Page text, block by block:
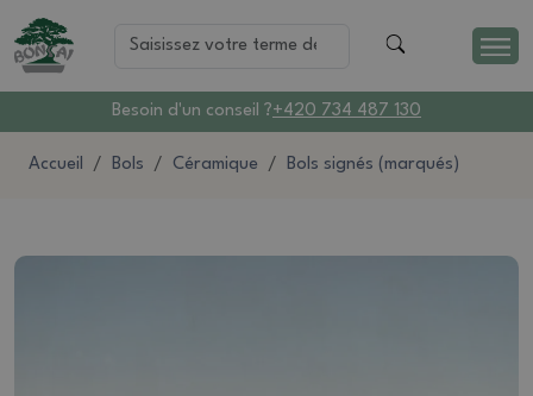
Besoin d'un conseil ?+420 734 487 130
Accueil Bols Céramique Bols signés (marqués)